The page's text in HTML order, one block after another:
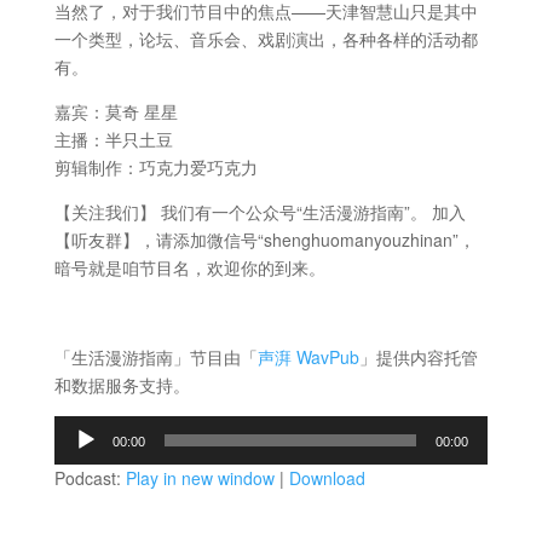
当然了，对于我们节目中的焦点——天津智慧山只是其中
一个类型，论坛、音乐会、戏剧演出，各种各样的活动都
有。
嘉宾：莫奇 星星
主播：半只土豆
剪辑制作：巧克力爱巧克力
【关注我们】 我们有一个公众号“生活漫游指南”。 加入
【听友群】，请添加微信号“shenghuomanyouzhinan”，
暗号就是咱节目名，欢迎你的到来。
「生活漫游指南」节目由「声湃 WavPub」提供内容托管
和数据服务支持。
播
00:00 00:00
Podcast: Play in new window| Download